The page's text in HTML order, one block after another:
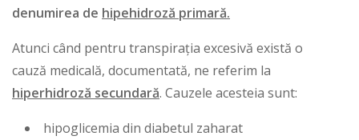
denumirea de hipehidroză primară.
Atunci când pentru transpirația excesivă există o
cauză medicală, documentată, ne referim la
hiperhidroză secundară. Cauzele acesteia sunt:
hipoglicemia din diabetul zaharat